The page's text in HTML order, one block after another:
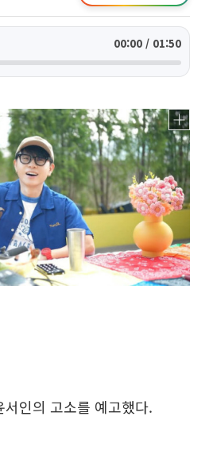
00:00 / 01:50
인의 고소를 예고했다.